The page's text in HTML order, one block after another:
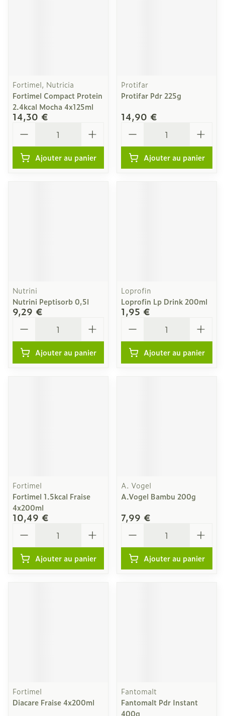
Fortimel, Nutricia
Fortimel Compact Protein
2.4kcal Mocha 4x125ml
14,30 €
Ajouter au panier
Protifar
Protifar Pdr 225g
14,90 €
Ajouter au panier
Nutrini
Nutrini Peptisorb 0,5l
9,29 €
Ajouter au panier
Loprofin
Loprofin Lp Drink 200ml
1,95 €
Ajouter au panier
Fortimel
Fortimel 1.5kcal Fraise
4x200ml
10,49 €
Ajouter au panier
A. Vogel
A.Vogel Bambu 200g
7,99 €
Ajouter au panier
Fortimel
Diacare Fraise 4x200ml
Fantomalt
Fantomalt Pdr Instant
400g